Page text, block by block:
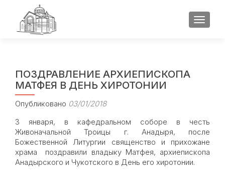
ПОЗДРАВЛЕНИЕ АРХИЕПИСКОПА
МАТФЕЯ В ДЕНЬ ХИРОТОНИИ
Опубликовано 03/01/2018
3 января, в кафедральном соборе в честь
Живоначальной Троицы г. Анадыря, после
Божественной Литургии священство и прихожане
храма поздравили владыку Матфея, архиепископа
Анадырского и Чукотского в День его хиротонии.